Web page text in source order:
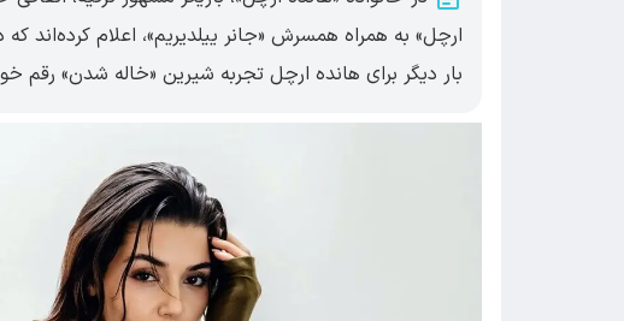
ارچل» به همراه همسرش «جانر ییلدیریم»، اعلام کرده‌اند
بار دیگر برای هانده ارچل تجربه شیرین «خاله شدن» رقم